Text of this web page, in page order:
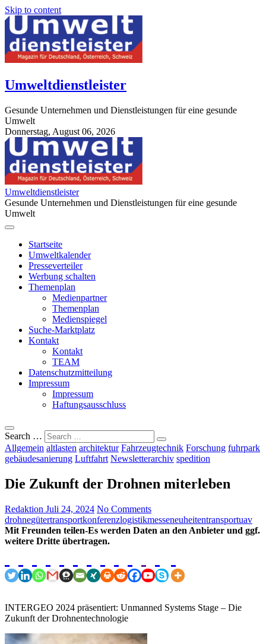
Skip to content
Umweltdienstleister
Gesunde Unternehmen und Dienstleistungen für eine gesunde
Umwelt
Donnerstag, August 06, 2026
StuttgartApotheke.com
Umweltdienstleister
Gesunde Unternehmen und Dienstleistungen für eine gesunde
Umwelt
Startseite
Umweltkalender
Presseverteiler
Werbung schalten
Themenplan
Medienpartner
Themenplan
Medienspiegel
Suche-Marktplatz
Kontakt
Kontakt
TEAM
Datenschutzmitteilung
Impressum
Impressum
Haftungsausschluss
Search …
Allgemein altlasten architektur Fahrzeugtechnik Forschung fuhrpark
gebäudesanierung Luftfahrt Newsletterarchiv spedition
Die Zukunft der Drohnen miterleben
Redaktion Juli 24, 2024 No Comments
drohnegütertransportkonferenzlogistikmesseneuheitentransportuav
Mit Freunden teilen-Es werden Daten an den Anbieter und ggf.
weitere Dritte übertragen.
INTERGEO 2024 präsentiert: Unmanned Systems Stage – Die
Zukunft der Drohnentechnologie